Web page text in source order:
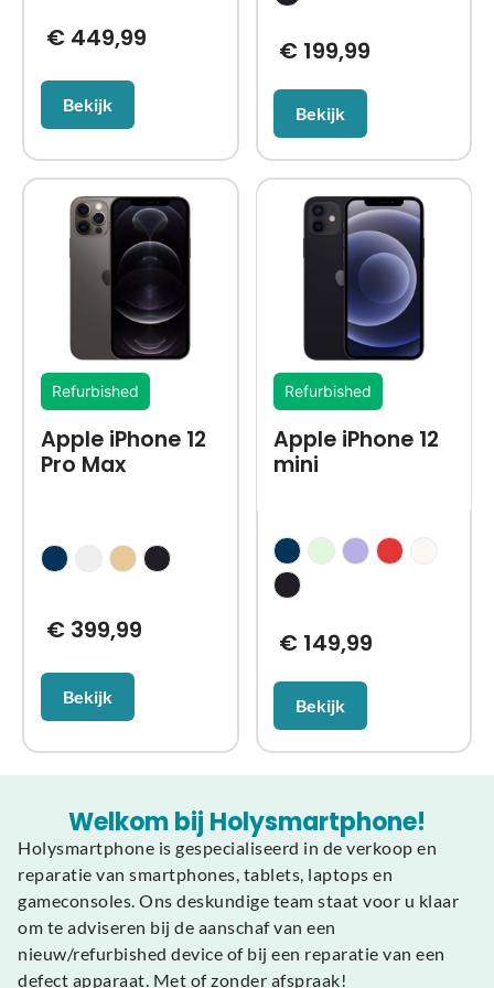
€449,99
Bekijk
€ 199,99
Bekijk
Refurbished
Apple iPhone 12
Pro Max
€399,99
Bekijk
Refurbished
Apple iPhone 12
mini
€ 149,99
Bekijk
Welkom bij Holysmartphone!
Holysmartphone is gespecialiseerd in de verkoop en
reparatie van smartphones, tablets, laptops en
gameconsoles. Ons deskundige team staat voor u klaar
om te adviseren bij de aanschaf van een
nieuw/refurbished device of bij een reparatie van een
defect apparaat. Met of zonder afspraak!